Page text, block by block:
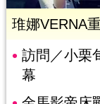
琟娜VERNA
訪問／小栗
幕